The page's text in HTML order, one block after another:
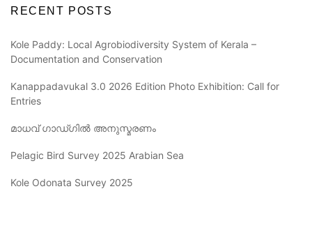
RECENT POSTS
Kole Paddy: Local Agrobiodiversity System of Kerala –
Documentation and Conservation
Kanappadavukal 3.0 2026 Edition Photo Exhibition: Call for
Entries
മാധവ് ഗാഡ്ഗിൽ അനുസ്മരണം
Pelagic Bird Survey 2025 Arabian Sea
Kole Odonata Survey 2025